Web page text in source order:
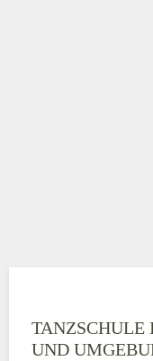
TANZSCHULE
UND